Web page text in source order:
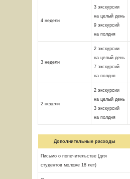
4 недели
3 экскурсии
на целый день
9 экскурсий
на полдня
3 недели
2 экскурсии
на целый день
7 экскурсий
на полдня
2 недели
2 экскурсии
на целый день
3 экскурсий
на полдня
Дополнительные расходы
Письмо о попечительстве (для
студентов моложе 18 лет)